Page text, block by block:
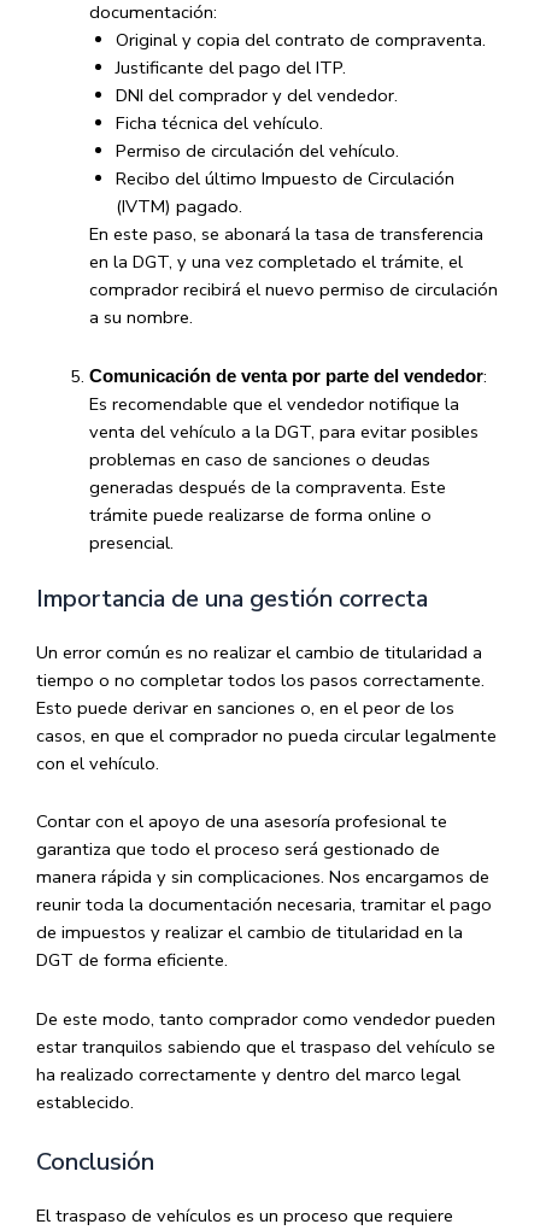
documentación:
Original y copia del contrato de compraventa.
Justificante del pago del ITP.
DNI del comprador y del vendedor.
Ficha técnica del vehículo.
Permiso de circulación del vehículo.
Recibo del último Impuesto de Circulación
(IVTM) pagado.
En este paso, se abonará la tasa de transferencia
en la DGT, y una vez completado el trámite, el
comprador recibirá el nuevo permiso de circulación
a su nombre.
Comunicación de venta por parte del vendedor:
Es recomendable que el vendedor notifique la
venta del vehículo a la DGT, para evitar posibles
problemas en caso de sanciones o deudas
generadas después de la compraventa. Este
trámite puede realizarse de forma online o
presencial.
Importancia de una gestión correcta
Un error común es no realizar el cambio de titularidad a
tiempo o no completar todos los pasos correctamente.
Esto puede derivar en sanciones o, en el peor de los
casos, en que el comprador no pueda circular legalmente
con el vehículo.
Contar con el apoyo de una asesoría profesional te
garantiza que todo el proceso será gestionado de
manera rápida y sin complicaciones. Nos encargamos de
reunir toda la documentación necesaria, tramitar el pago
de impuestos y realizar el cambio de titularidad en la
DGT de forma eficiente.
De este modo, tanto comprador como vendedor pueden
estar tranquilos sabiendo que el traspaso del vehículo se
ha realizado correctamente y dentro del marco legal
establecido.
Conclusión
El traspaso de vehículos es un proceso que requiere